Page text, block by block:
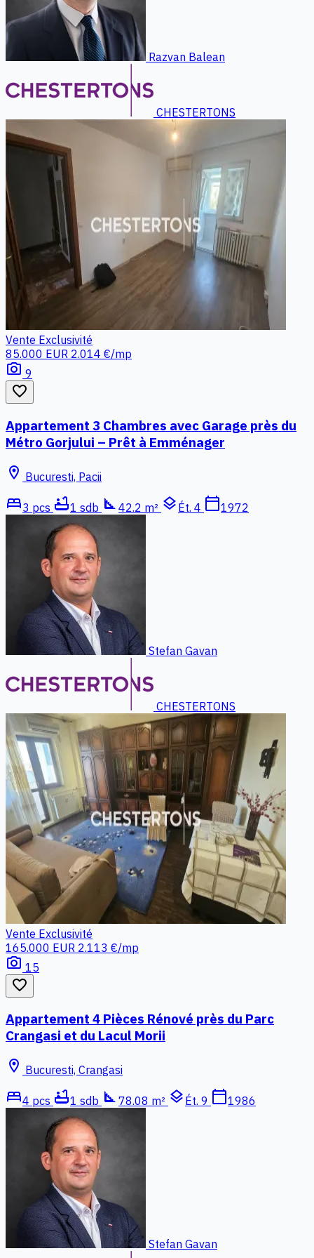
Razvan Balean
CHESTERTONS
Vente Exclusivité
85.000 EUR 2.014 €/mp
photo_camera 9
favorite_border
Appartement 3 Chambres avec Garage près du
Métro Gorjului – Prêt à Emménager
location_on Bucuresti, Pacii
bed3 pcs bathtub1 sdb square_foot 42.2 m² layers Ét. 4 calendar_today1972
Stefan Gavan
CHESTERTONS
Vente Exclusivité
165.000 EUR 2.113 €/mp
photo_camera 15
favorite_border
Appartement 4 Pièces Rénové près du Parc
Crangasi et du Lacul Morii
location_on Bucuresti, Crangasi
bed4 pcs bathtub1 sdb square_foot 78.08 m² layers Ét. 9 calendar_today1986
Stefan Gavan